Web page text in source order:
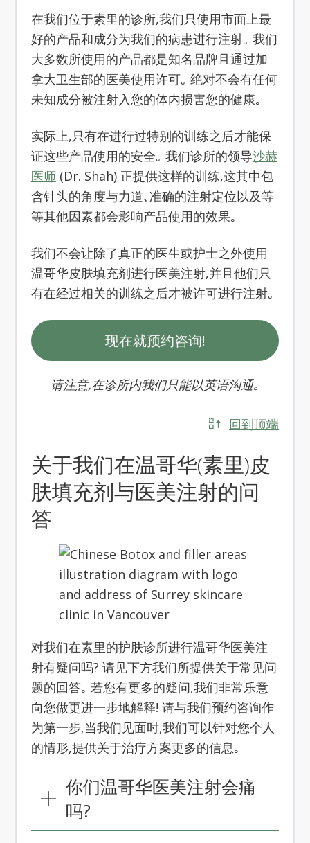
在我们位于素里的诊所,我们只使用市面上最
好的产品和成分为我们的病患进行注射｡ 我们
大多数所使用的产品都是知名品牌且通过加
拿大卫生部的医美使用许可｡ 绝对不会有任何
未知成分被注射入您的体内损害您的健康｡
实际上,只有在进行过特别的训练之后才能保
证这些产品使用的安全｡ 我们诊所的领导沙赫
医师(Dr. Shah) 正提供这样的训练,这其中包
含针头的角度与力道､准确的注射定位以及等
等其他因素都会影响产品使用的效果｡
我们不会让除了真正的医生或护士之外使用
温哥华皮肤填充剂进行医美注射,并且他们只
有在经过相关的训练之后才被许可进行注射｡
现在就预约咨询!
请注意,在诊所内我们只能以英语沟通｡
回到顶端
关于我们在温哥华(素里)皮
肤填充剂与医美注射的问
答
对我们在素里的护肤诊所进行温哥华医美注
射有疑问吗? 请见下方我们所提供关于常见问
题的回答｡ 若您有更多的疑问,我们非常乐意
向您做更进一步地解释! 请与我们预约咨询作
为第一步,当我们见面时,我们可以针对您个人
的情形,提供关于治疗方案更多的信息｡
你们温哥华医美注射会痛
吗?